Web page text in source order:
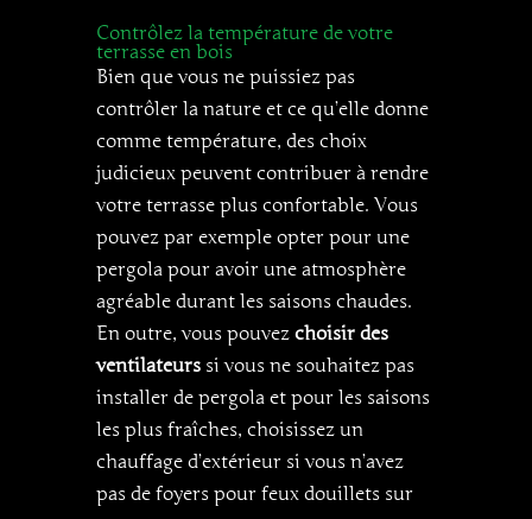
Contrôlez la température de votre
terrasse en bois
Bien que vous ne puissiez pas
contrôler la nature et ce qu’elle donne
comme température, des choix
judicieux peuvent contribuer à rendre
votre terrasse plus confortable. Vous
pouvez par exemple opter pour une
pergola pour avoir une atmosphère
agréable durant les saisons chaudes.
En outre, vous pouvez choisir des
ventilateurs si vous ne souhaitez pas
installer de pergola et pour les saisons
les plus fraîches, choisissez un
chauffage d’extérieur si vous n’avez
pas de foyers pour feux douillets sur